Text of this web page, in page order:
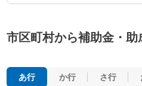
市区町村から補助金・助
あ行 か行 さ行